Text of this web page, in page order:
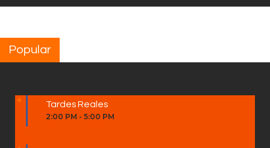
Popular
Tardes Reales
2:00 PM - 5:00 PM